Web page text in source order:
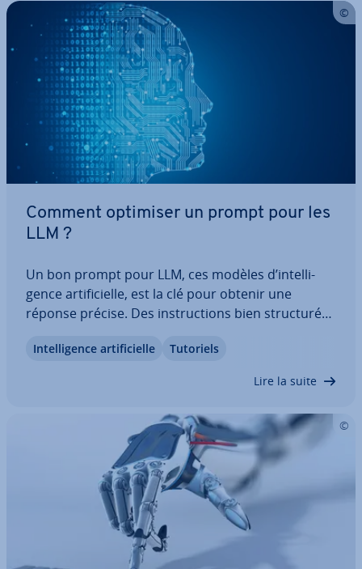
Comment optimiser un prompt pour les
LLM ?
Un bon prompt pour LLM, ces modèles d’in­tel­li­
gence ar­ti­fi­cielle, est la clé pour obtenir une
réponse précise. Des ins­truc­tions bien struc­tu­rées
l’IA gé­né­ra­tive. Dans cet article, vous ap­pren­drez
In­tel­li­gence ar­ti­fi­cielle Tutoriels
Lire la suite